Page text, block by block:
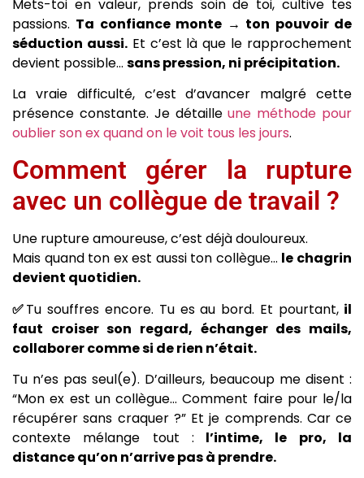
Mets-toi en valeur, prends soin de toi, cultive tes
passions. Ta confiance monte → ton pouvoir de
séduction aussi.Et c’est là que le rapprochement
devient possible… sans pression, ni précipitation.
La vraie difficulté, c’est d’avancer malgré cette
présence constante. Je détailleune méthode pour
oublier son ex quand on le voit tous les jours.
Comment gérer la rupture
avec un collègue de travail ?
Une rupture amoureuse, c’est déjà douloureux.
Mais quand ton ex est aussi ton collègue… le chagrin
devient quotidien.
✅Tu souffres encore. Tu es au bord. Et pourtant, il
faut croiser son regard, échanger des mails,
collaborer comme si de rien n’était.
Tu n’es pas seul(e). D’ailleurs, beaucoup me disent :
“Mon ex est un collègue… Comment faire pour le/la
récupérer sans craquer ?” Et je comprends. Car ce
contexte mélange tout : l’intime, le pro, la
distance qu’on n’arrive pas à prendre.